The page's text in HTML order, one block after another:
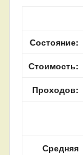
Состояние:
Стоимость:
Проходов:
Средняя